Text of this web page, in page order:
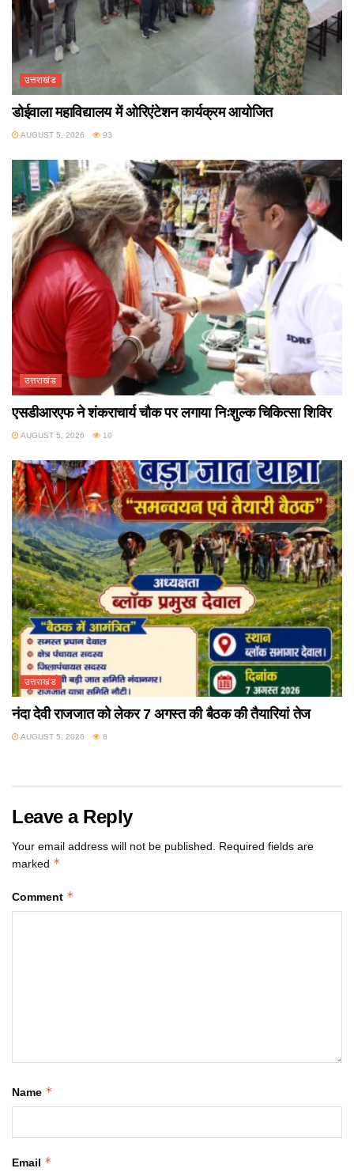
उत्तराखंड
डोईवाला महाविद्यालय में ओरिएंटेशन कार्यक्रम आयोजित
AUGUST 5, 2026 93
उत्तराखंड
एसडीआरएफ ने शंकराचार्य चौक पर लगाया निःशुल्क चिकित्सा शिविर
AUGUST 5, 2026 10
उत्तराखंड
नंदा देवी राजजात को लेकर 7 अगस्त की बैठक की तैयारियां तेज
AUGUST 5, 2026 8
Leave a Reply
Your email address will not be published. Required fields are
marked *
Comment *
Name *
Email *